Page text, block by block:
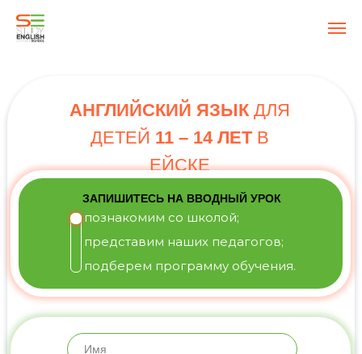
АНГЛИЙСКИЙ ЯЗЫКДЛЯ
ДЕТЕЙ 11 – 14 ЛЕТВ
ЕЙСКЕ
ЗАПИШИТЕСЬ НА ВВОДНЫЙ УРОК
познакомим со школой;
представим наших педагогов;
подберем программу обучения.